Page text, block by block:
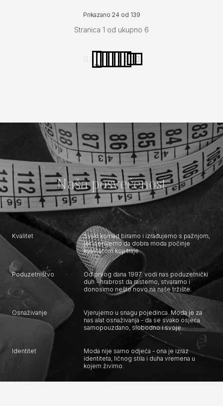
Prikazano 24 od 139
Stranica 1 od ukupno 6
1 2 3 4 ... 6
Naša posvećenost
Kvalitet
Svaki komad biramo i izrađujemo s pažnjom,
jer vjerujemo da dobra moda počinje
kvalitetom koji traje.
Poduzetništvo
Od prvog dana 1997. vodi nas poduzetnički
duh - hrabrost da rastemo, stvaramo i
donosimo nešto novo na naše tržište.
Osnaživanje
Vjerujemo u snagu pojedinca. Moda je za
nas alat osnaživanja - da se svako osjeća
samopouzdano, slobodno i svoje.
Identitet
Moda nije samo odjeća - ona je izraz
identiteta, ličnog stila i duha vremena u
kojem živimo.